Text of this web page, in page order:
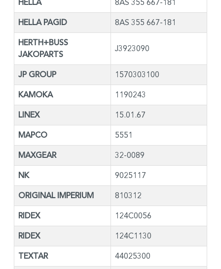
HELLA 8AS 355 667-181
HELLA PAGID 8AS 355 667-181
HERTH+BUSS
JAKOPARTS
J3923090
JP GROUP 1570303100
KAMOKA 1190243
LINEX 15.01.67
MAPCO 5551
MAXGEAR 32-0089
NK 9025117
ORIGINAL IMPERIUM 810312
RIDEX 124C0056
RIDEX 124C1130
TEXTAR 44025300